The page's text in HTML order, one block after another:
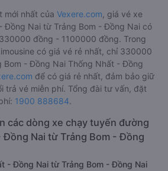
mới nhất của Vexere.com , giá vé xe
Đồng Nai từ Trảng Bom - Đồng Nai có
đồng - 1100000 đồng. Trong
có giá vé rẻ nhất, chỉ 330000
Bom - Đồng Nai Thống Nhất - Đồng
để có giá rẻ nhất, đảm bảo giữ
trả vé miễn phí. Tổng đài tư vấn, đặt
1900 888684.
các dòng xe chạy tuyến đường
Nai từ Trảng Bom - Đồng
- Đồng Nai từ Trảng Bom - Đồng Nai